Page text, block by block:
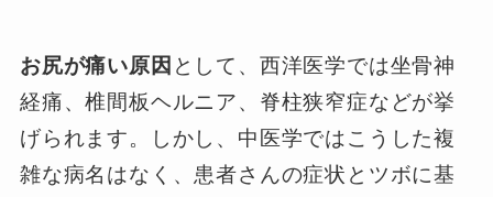
お尻が痛い原因 として、西洋医学では坐骨神
経痛、椎間板ヘルニア、脊柱狭窄症などが挙
げられます。しかし、中医学ではこうした複
雑な病名はなく、患者さんの症状とツボに基